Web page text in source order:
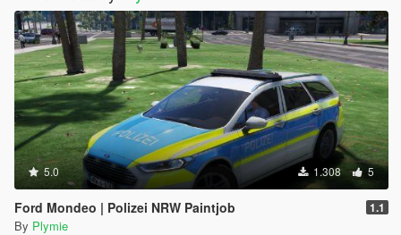
5.0 1.308 5
Ford Mondeo | Polizei NRW Paintjob 1.1
By Plymie